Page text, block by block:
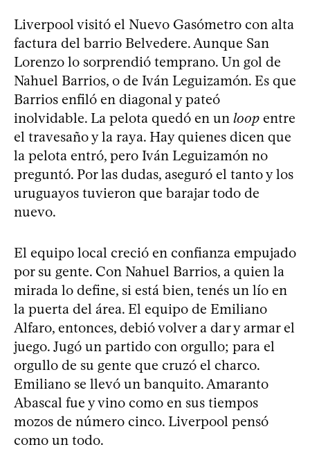
Liverpool visitó el Nuevo Gasómetro con alta
factura del barrio Belvedere. Aunque San
Lorenzo lo sorprendió temprano. Un gol de
Nahuel Barrios, o de Iván Leguizamón. Es que
Barrios enfiló en diagonal y pateó
inolvidable. La pelota quedó en un loop entre
el travesaño y la raya. Hay quienes dicen que
la pelota entró, pero Iván Leguizamón no
preguntó. Por las dudas, aseguró el tanto y los
uruguayos tuvieron que barajar todo de
nuevo.
El equipo local creció en confianza empujado
por su gente. Con Nahuel Barrios, a quien la
mirada lo define, si está bien, tenés un lío en
la puerta del área. El equipo de Emiliano
Alfaro, entonces, debió volver a dar y armar el
juego. Jugó un partido con orgullo; para el
orgullo de su gente que cruzó el charco.
Emiliano se llevó un banquito. Amaranto
Abascal fue y vino como en sus tiempos
mozos de número cinco. Liverpool pensó
como un todo.